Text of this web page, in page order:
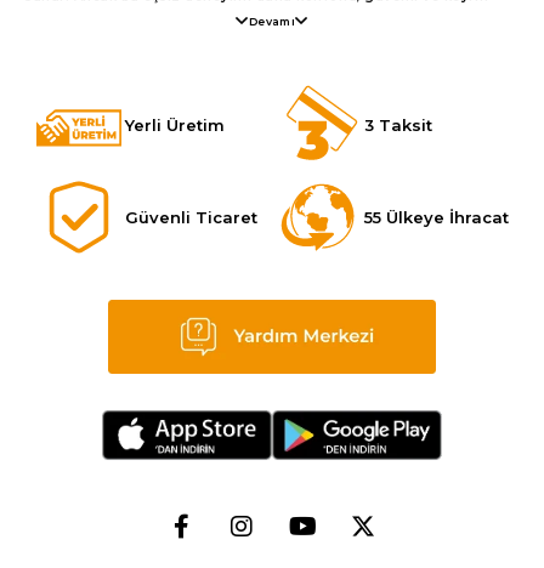
hale getirmek için doğru outdoor ürünlerine sahip olmak gerekir. En
kadar birçok aktivite için ihtiyaç duyabileceğiniz outdoor ürünleri en
yüksek kalite standartlarıyla sizlere sunuyoruz. Sadece fonksiyonel
değil, aynı zamanda estetik ve ergonomik tasarımlarıyla da
beğeninizi kazanacak ürünlerimizle doğada geçirdiğiniz her anı
Dayanıklı Outdoor Ürün Çeşitleri
Doğa sporlarının ve açık hava aktivitelerinin tadını çıkarabilmek için
doğru ekipmanlara ve dayanıklı outdoor ürünlerine ihtiyaç
duyabilirsiniz. Dünya çapında 55’ten fazla ülkeye hizmet sunan YDS
buluşturmaktayız. İşte sitemizde bulunan bu ürünlerden bazıları:
Outdoor Bot ve Ayakkabılar: Outdoor aktivitelerde
ayaklarınızın konforu ve güvenliği hayati önem taşır. YDS
Shop'undayanıklı outdoor botve ayakkabıları, zorlu
ister maden çalışanı olun, bu ekipmanlar ile her türlü zorlu
şartları aşabilirsiniz. Öyle ki su geçirmez yapıları, kaygan
zeminlere özel tabanları ve hava alabilen dizaynlarıyla dikkat
çekerler.
çıkarırken eşyalarınızı güvende tutmanız gerekir. Dayanıklı
sırt çantalarımız, hafifliğiyle sizi yormazken farklı bölmeleri
Devamı
Yerli Üretim 3 Taksit
Güvenli Ticaret 55 Ülkeye İhracat